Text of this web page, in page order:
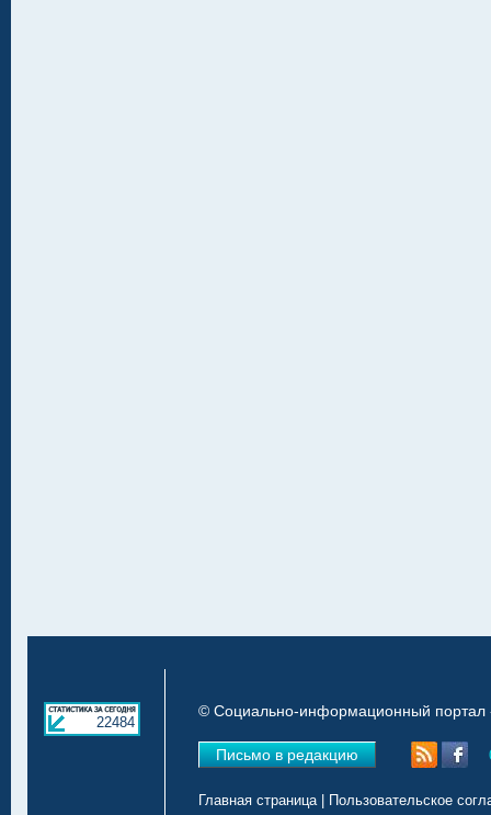
22484
© Социально-информационный портал
Письмо в редакцию
Главная страница| Пользовательское